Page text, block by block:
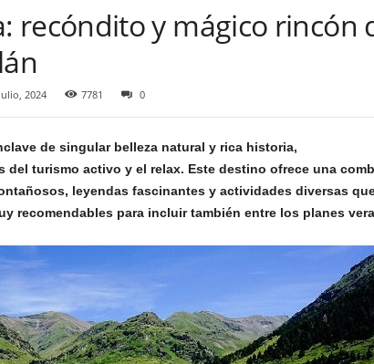
recóndito y mágico rincón
2024 7781 0
de singular belleza natural y rica historia,
del turismo activo y el relax. Este destino ofrece una
leyendas fascinantes y actividades diversas
recomendables para incluir también entre los planes